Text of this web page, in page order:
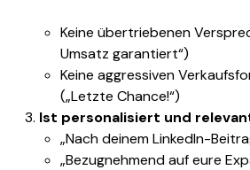
Keine übertriebenen
Umsatz garantiert“)
Keine aggressiven
(„Letzte Chance!“)
Ist personalisiert und
„Nach deinem LinkedIn-
„Bezugnehmend auf eure